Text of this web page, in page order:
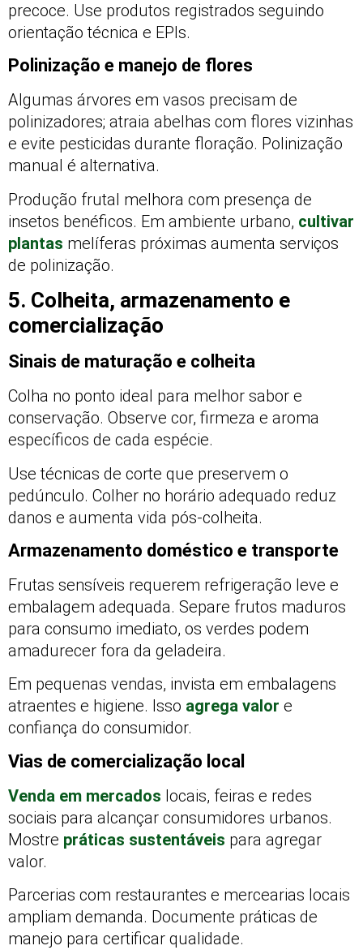
precoce. Use produtos registrados seguindo
orientação técnica e EPIs.
Polinização e manejo de flores
Algumas árvores em vasos precisam de
polinizadores; atraia abelhas com flores vizinhas
e evite pesticidas durante floração. Polinização
manual é alternativa.
Produção frutal melhora com presença de
insetos benéficos. Em ambiente urbano, cultivar
plantas melíferas próximas aumenta serviços
de polinização.
5. Colheita, armazenamento e
comercialização
Sinais de maturação e colheita
Colha no ponto ideal para melhor sabor e
conservação. Observe cor, firmeza e aroma
específicos de cada espécie.
Use técnicas de corte que preservem o
pedúnculo. Colher no horário adequado reduz
danos e aumenta vida pós-colheita.
Armazenamento doméstico e transporte
Frutas sensíveis requerem refrigeração leve e
embalagem adequada. Separe frutos maduros
para consumo imediato, os verdes podem
amadurecer fora da geladeira.
Em pequenas vendas, invista em embalagens
atraentes e higiene. Isso agrega valor e
confiança do consumidor.
Vias de comercialização local
Venda em mercados locais, feiras e redes
sociais para alcançar consumidores urbanos.
Mostre práticas sustentáveis para agregar
valor.
Parcerias com restaurantes e mercearias locais
ampliam demanda. Documente práticas de
manejo para certificar qualidade.